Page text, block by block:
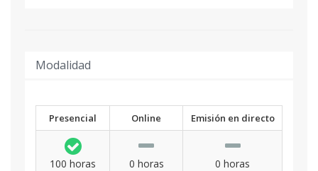
Modalidad
Presencial Online Emisión en directo
100 horas 0 horas 0 horas